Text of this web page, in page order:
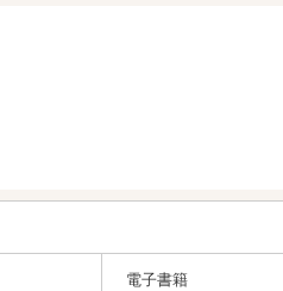
電子書籍